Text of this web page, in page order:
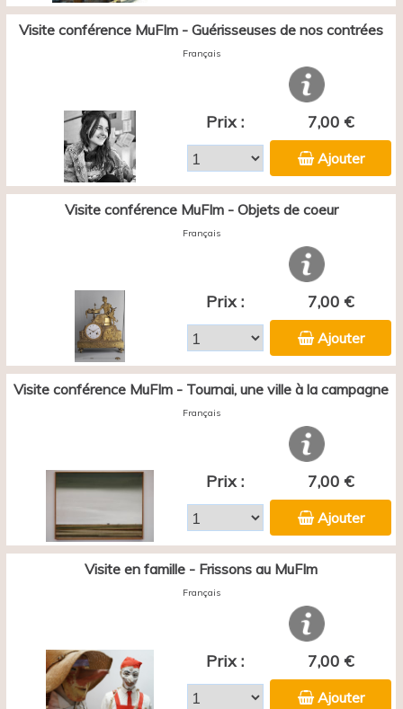
Visite conférence MuFIm - Guérisseuses de nos contrées
Français
Prix : 7,00 €
Ajouter
Visite conférence MuFIm - Objets de coeur
Français
Prix : 7,00 €
Ajouter
Visite conférence MuFIm - Tournai, une ville à la campagne
Français
Prix : 7,00 €
Ajouter
Visite en famille - Frissons au MuFIm
Français
Prix : 7,00 €
Ajouter